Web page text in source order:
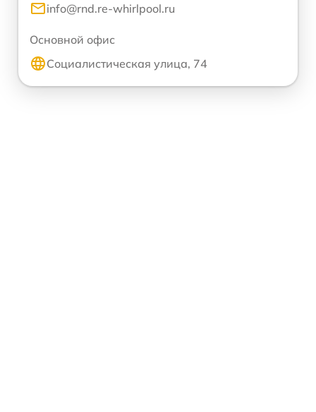
info@rnd.re-whirlpool.ru
Основной офис
Социалистическая улица, 74